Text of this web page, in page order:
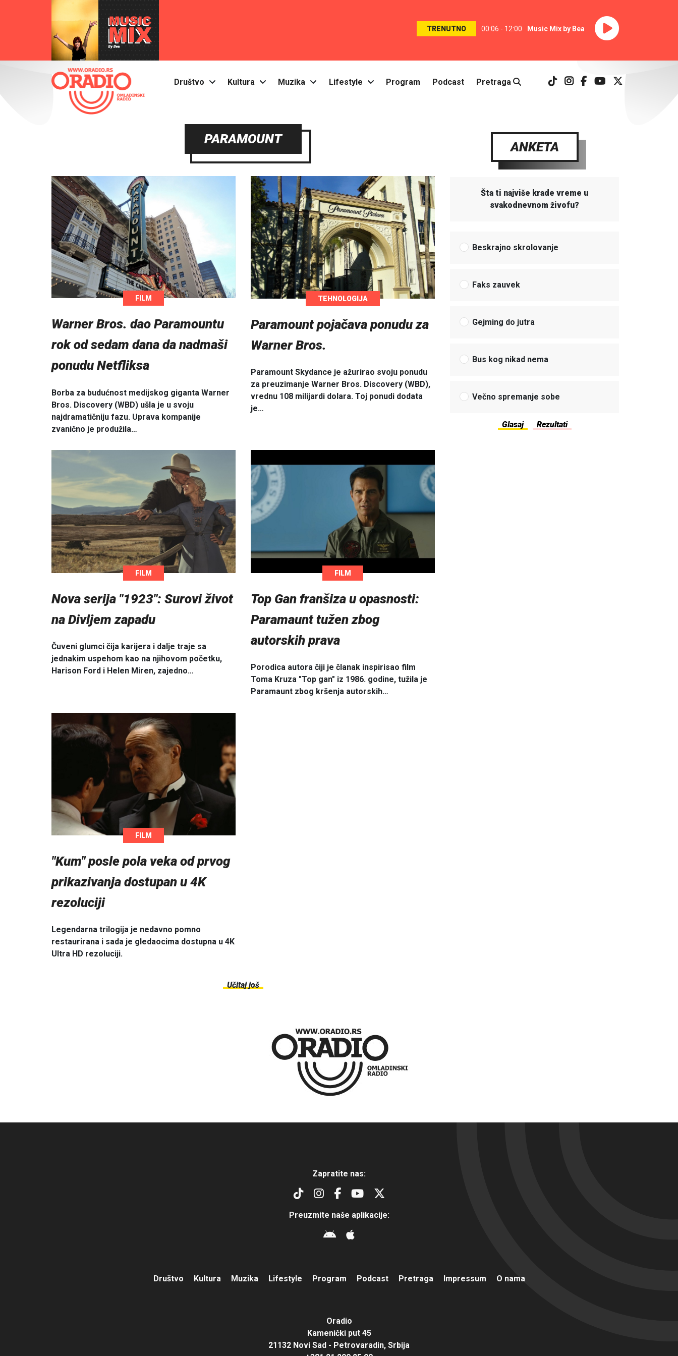
TRENUTNO 00:06 - 12:00 Music Mix by Bea
Društvo Kultura Muzika Lifestyle Program Podcast Pretraga
PARAMOUNT
FILM
Warner Bros. dao Paramountu
rok od sedam dana da nadmaši
ponudu Netfliksa
Borba za budućnost medijskog giganta Warner
Bros. Discovery (WBD) ušla je u svoju
najdramatičniju fazu. Uprava kompanije
zvanično je produžila…
TEHNOLOGIJA
Paramount pojačava ponudu za
Warner Bros.
Paramount Skydance je ažurirao svoju ponudu
za preuzimanje Warner Bros. Discovery (WBD),
vrednu 108 milijardi dolara. Toj ponudi dodata
je…
FILM
Nova serija "1923": Surovi život
na Divljem zapadu
Čuveni glumci čija karijera i dalje traje sa
jednakim uspehom kao na njihovom početku,
Harison Ford i Helen Miren, zajedno…
FILM
Top Gan franšiza u opasnosti:
Paramaunt tužen zbog
autorskih prava
Porodica autora čiji je članak inspirisao film
Toma Kruza "Top gan" iz 1986. godine, tužila je
Paramaunt zbog kršenja autorskih…
FILM
"Kum" posle pola veka od prvog
prikazivanja dostupan u 4K
rezoluciji
Legendarna trilogija je nedavno pomno
restaurirana i sada je gledaocima dostupna u 4K
Ultra HD rezoluciji.
Učitaj još
ANKETA
Šta ti najviše krade vreme u
svakodnevnom živofu?
Beskrajno skrolovanje
Faks zauvek
Gejming do jutra
Bus kog nikad nema
Večno spremanje sobe
Zapratite nas:
Preuzmite naše aplikacije:
Društvo Kultura Muzika Lifestyle Program Podcast Pretraga Impressum O nama
Oradio
Kamenički put 45
21132 Novi Sad - Petrovaradin, Srbija